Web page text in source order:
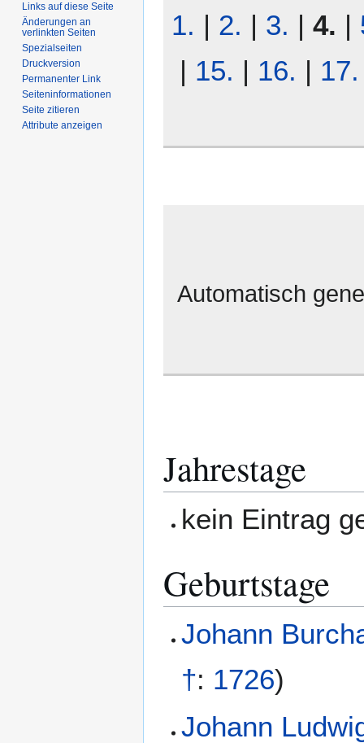
1. | 2. | 3. | 4. |
| 15. | 16. | 17.
Automatisch
Jahrestage
kein Eintrag
Geburtstage
Johann
†: 1726)
Johann
Links auf diese Seite
Änderungen an
verlinkten Seiten
Spezialseiten
Druckversion
Permanenter Link
Seiten­­informationen
Seite zitieren
Attribute anzeigen